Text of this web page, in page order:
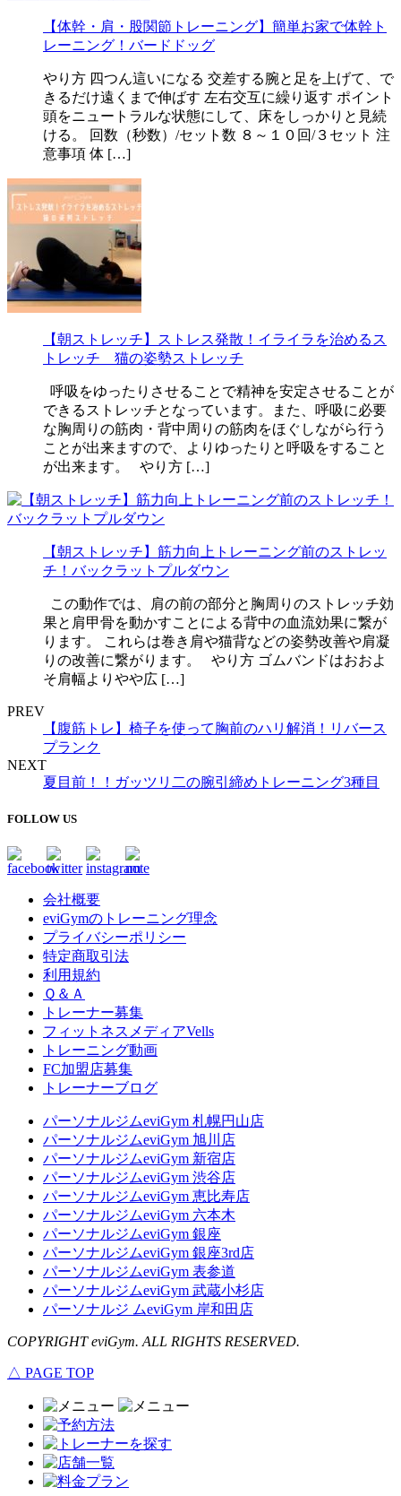
【体幹・肩・股関節トレーニング】簡単お家で体幹ト
レーニング！バードドッグ
やり方 四つん這いになる 交差する腕と足を上げて、で
きるだけ遠くまで伸ばす 左右交互に繰り返す ポイント
頭をニュートラルな状態にして、床をしっかりと見続
ける。 回数（秒数）/セット数 ８～１０回/３セット 注
意事項 体 […]
【朝ストレッチ】ストレス発散！イライラを治めるス
トレッチ 猫の姿勢ストレッチ
呼吸をゆったりさせることで精神を安定させることが
できるストレッチとなっています。また、呼吸に必要
な胸周りの筋肉・背中周りの筋肉をほぐしながら行う
ことが出来ますので、よりゆったりと呼吸をすること
が出来ます。 やり方 […]
【朝ストレッチ】筋力向上トレーニング前のストレッ
チ！バックラットプルダウン
この動作では、肩の前の部分と胸周りのストレッチ効
果と肩甲骨を動かすことによる背中の血流効果に繋が
ります。 これらは巻き肩や猫背などの姿勢改善や肩凝
りの改善に繋がります。 やり方 ゴムバンドはおおよ
そ肩幅よりやや広 […]
PREV
【腹筋トレ】椅子を使って胸前のハリ解消！リバース
プランク
NEXT
夏目前！！ガッツリ二の腕引締めトレーニング3種目
FOLLOW US
会社概要
eviGymのトレーニング理念
プライバシーポリシー
特定商取引法
利用規約
Ｑ＆Ａ
トレーナー募集
フィットネスメディアVells
トレーニング動画
FC加盟店募集
トレーナーブログ
パーソナルジムeviGym 札幌円山店
パーソナルジムeviGym 旭川店
パーソナルジムeviGym 新宿店
パーソナルジムeviGym 渋谷店
パーソナルジムeviGym 恵比寿店
パーソナルジムeviGym 六本木
パーソナルジムeviGym 銀座
パーソナルジムeviGym 銀座3rd店
パーソナルジムeviGym 表参道
パーソナルジムeviGym 武蔵小杉店
パーソナルジ ムeviGym 岸和田店
COPYRIGHT eviGym. ALL RIGHTS RESERVED.
△ PAGE TOP